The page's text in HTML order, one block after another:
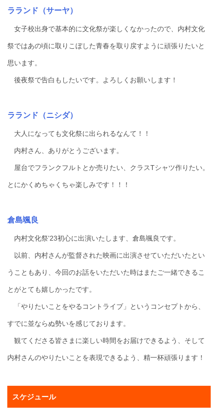
ラランド（サーヤ）
女子校出身で基本的に文化祭が楽しくなかったので、内村文化
祭ではあの頃に取りこぼした青春を取り戻すように頑張りたいと
思います。
後夜祭で告白もしたいです。よろしくお願いします！
ラランド（ニシダ）
大人になっても文化祭に出られるなんて！！
内村さん、ありがとうございます。
屋台でフランクフルトとか売りたい、クラスTシャツ作りたい。
とにかくめちゃくちゃ楽しみです！！！
倉島颯良
内村文化祭'23初心に出演いたします、倉島颯良です。
以前、内村さんが監督された映画に出演させていただいたとい
うこともあり、今回のお話をいただいた時はまたご一緒できるこ
とがとても嬉しかったです。
「やりたいことをやるコントライブ」というコンセプトから、
すでに並ならぬ勢いを感じております。
観てくださる皆さまに楽しい時間をお届けできるよう、そして
内村さんのやりたいことを表現できるよう、精一杯頑張ります！
スケジュール